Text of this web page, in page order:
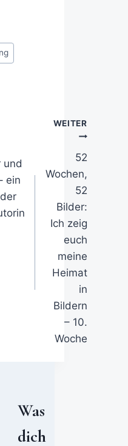
und
ein
WEITER
52
Wochen,
52
Bilder:
Ich zeig
euch
meine
Heimat
in
Bildern
– 10.
Woche
Was
dich